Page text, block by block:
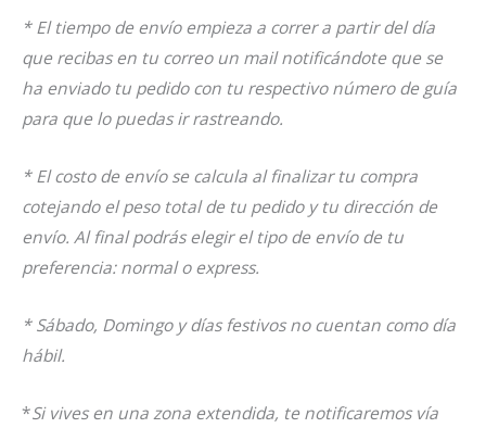
* El tiempo de envío empieza a correr a partir del día
que recibas en tu correo un mail notificándote que se
ha enviado tu pedido con tu respectivo número de guía
para que lo puedas ir rastreando.
* El costo de envío se calcula al finalizar tu compra
cotejando el peso total de tu pedido y tu dirección de
envío. Al final podrás elegir el tipo de envío de tu
preferencia: normal o express.
* Sábado, Domingo y días festivos no cuentan como día
hábil.
*Si vives en una zona extendida, te notificaremos vía